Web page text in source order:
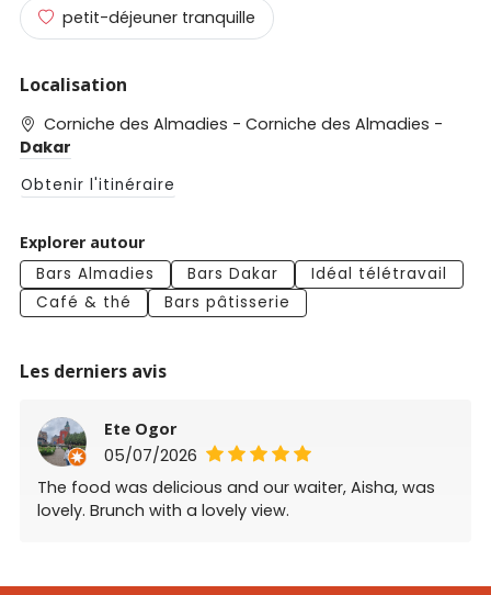
petit-déjeuner tranquille
Localisation
Corniche des Almadies - Corniche des Almadies -
Dakar
Obtenir l'itinéraire
Explorer autour
Bars Almadies
Bars Dakar
Idéal télétravail
Café & thé
Bars pâtisserie
Les derniers avis
Ete Ogor
05/07/2026
The food was delicious and our waiter, Aisha, was
lovely. Brunch with a lovely view.